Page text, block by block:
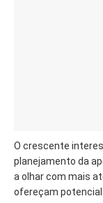
O crescente
planejamento da
a olhar com mais
ofereçam potencial